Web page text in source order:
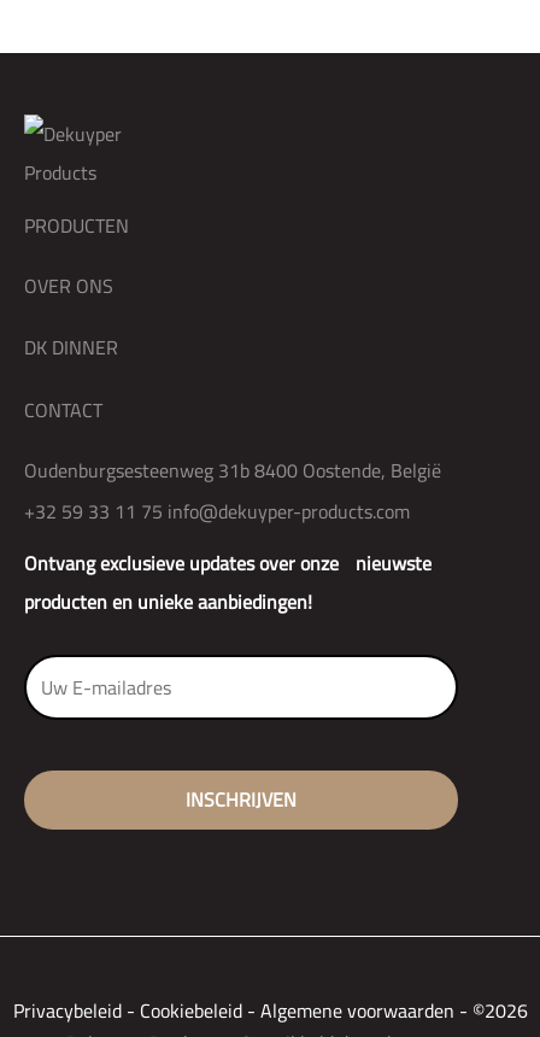
Ontvang exclusieve updates over onze nieuwste
producten en unieke aanbiedingen!
PRODUCTEN
OVER ONS
DK DINNER
CONTACT
Oudenburgsesteenweg 31b 8400 Oostende, België
+32 59 33 11 75 info@dekuyper-products.com
Privacybeleid- Cookiebeleid-Algemene voorwaarden - ©2026